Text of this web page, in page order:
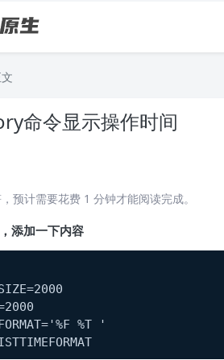
命令显示操作时间
预计需要花费 1 分钟才能阅读完成。
添加一下内容
%T '